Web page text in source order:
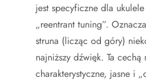
jest specyficzne dla
„reentrant tuning”.
struna (licząc od góry)
najniższy dźwięk. Ta
charakterystyczne, jasne i